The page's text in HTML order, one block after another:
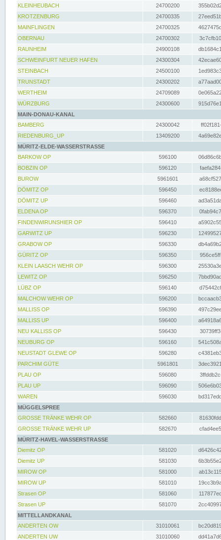
KLEINHEUBACH 24700200
KROTZENBURG
24700335
MAINFLINGEN
24700325
OBERNAU
24700302
RAUNHEIM
24900108
SCHWEINFURT NEUER HAFEN
24300304
STEINBACH
24500100
TRUNSTADT
24300202
WERTHEIM
24709089
WÜRZBURG
24300600
MAIN-DONAU-KANAL
BAMBERG
24300042
RIEDENBURG_UP
13409200
MÜRITZ-ELDE-WASSERSTRASSE
BARKOW OP
596100
BOBZIN OP
596120
BUROW
5961601
DÖMITZ OP
596450
DÖMITZ UP
596460
ELDENA OP
596370
FINDENWIRUNSHIER OP
596410
GARWITZ UP
596230
GRABOW OP
596330
GÜRITZ OP
596350
KLEIN LAASCH WEHR OP
596300
LEWITZ OP
596250
LÜBZ OP
596140
MALCHOW WEHR OP
596200
MALLISS OP
596390
MALLISS UP
596400
NEU KALLISS OP
596430
NEUBURG OP
596160
NEUSTADT GLEWE OP
596280
PARCHIM GÜTE
5961801
PLAU OP
596080
PLAU UP
596090
WAREN
596030
MÜGGELSPREE
GROSSE TRÄNKE WEHR OP
582660
GROSSE TRÄNKE WEHR UP
582670
MÜRITZ-HAVEL-WASSERSTRASSE
Diemitz OP
581020
Diemitz UP
581030
MIROW OP
581000
MIROW UP
581010
Strasen OP
581060
Strasen UP
581070
MITTELLANDKANAL
ANDERTEN OW
31010061
ANDERTEN UW
31010060